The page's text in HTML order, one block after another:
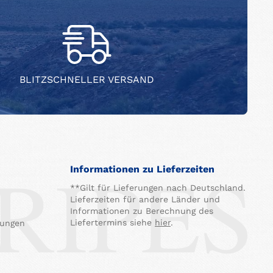
BLITZSCHNELLER VERSAND
Informationen zu Lieferzeiten
**Gilt für Lieferungen nach Deutschland.
Lieferzeiten für andere Länder und
Informationen zu Berechnung des
Liefertermins siehe hier.